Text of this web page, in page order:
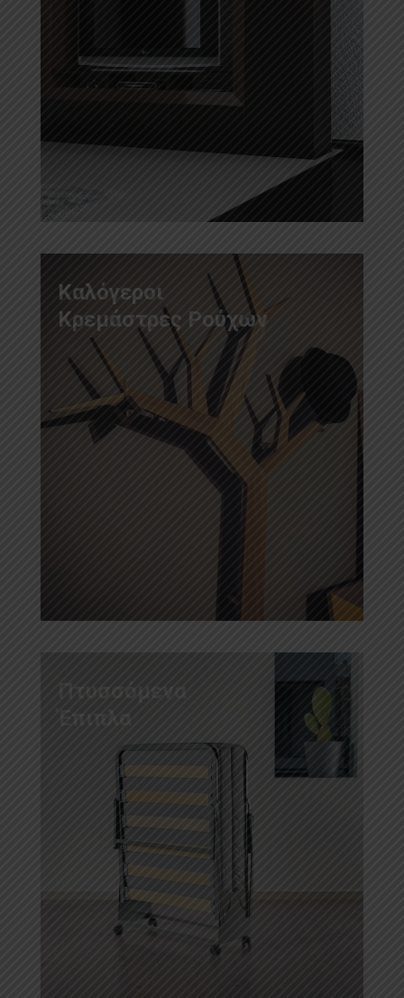
Καλόγεροι
Κρεμάστρες Ρούχων
Πτυσσόμενα
Έπιπλα